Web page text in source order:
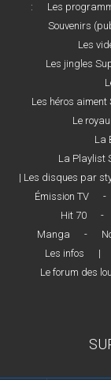
:
Les
Souvenirs
Les
Les jingles
Les héros aiment
Le
La
La Playlist
| Les disques par
Émission TV
-
Hit 70
-
Manga
-
Les infos
|
Le forum des